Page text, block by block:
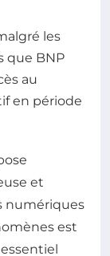
les
que BNP
au
en période
et
numériques
est